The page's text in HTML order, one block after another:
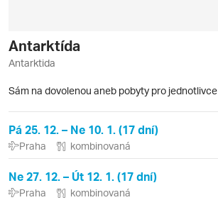
Antarktída
Antarktida
Sám na dovolenou aneb pobyty pro jednotlivce
Pá 25. 12. – Ne 10. 1. (17 dní)
Praha kombinovaná
Ne 27. 12. – Út 12. 1. (17 dní)
Praha kombinovaná